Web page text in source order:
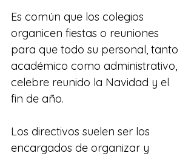
Es común que los colegios
organicen fiestas o reuniones
para que todo su personal, tanto
académico como administrativo,
celebre reunido la Navidad y el
fin de año.
Los directivos suelen ser los
encargados de organizar y